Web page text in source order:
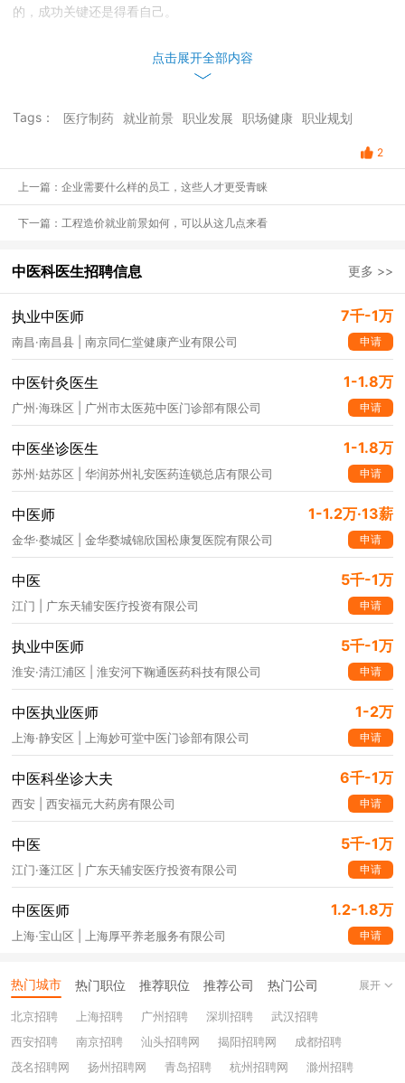
的，成功关键还是得看自己。
点击展开全部内容
Tags： 医疗制药 就业前景 职业发展 职场健康 职业规划
2
上一篇：企业需要什么样的员工，这些人才更受青睐
下一篇：工程造价就业前景如何，可以从这几点来看
中医科医生招聘信息 更多 >>
执业中医师 7千-1万
南昌·南昌县 | 南京同仁堂健康产业有限公司 申请
中医针灸医生 1-1.8万
广州·海珠区 | 广州市太医苑中医门诊部有限公司 申请
中医坐诊医生 1-1.8万
苏州·姑苏区 | 华润苏州礼安医药连锁总店有限公司 申请
中医师 1-1.2万·13薪
金华·婺城区 | 金华婺城锦欣国松康复医院有限公司 申请
中医 5千-1万
江门 | 广东天辅安医疗投资有限公司 申请
执业中医师 5千-1万
淮安·清江浦区 | 淮安河下鞠通医药科技有限公司 申请
中医执业医师 1-2万
上海·静安区 | 上海妙可堂中医门诊部有限公司 申请
中医科坐诊大夫 6千-1万
西安 | 西安福元大药房有限公司 申请
中医 5千-1万
江门·蓬江区 | 广东天辅安医疗投资有限公司 申请
中医医师 1.2-1.8万
上海·宝山区 | 上海厚平养老服务有限公司 申请
热门城市 热门职位 推荐职位 推荐公司 热门公司
北京招聘 上海招聘 广州招聘 深圳招聘
武汉招聘
西安招聘
南京招聘 汕头招聘网 揭阳招聘网
成都招聘
茂名招聘网
扬州招聘网 青岛招聘 杭州招聘网 滁州招聘
展开